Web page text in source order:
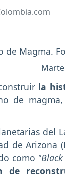
la
de
del
de Arizona
como
de